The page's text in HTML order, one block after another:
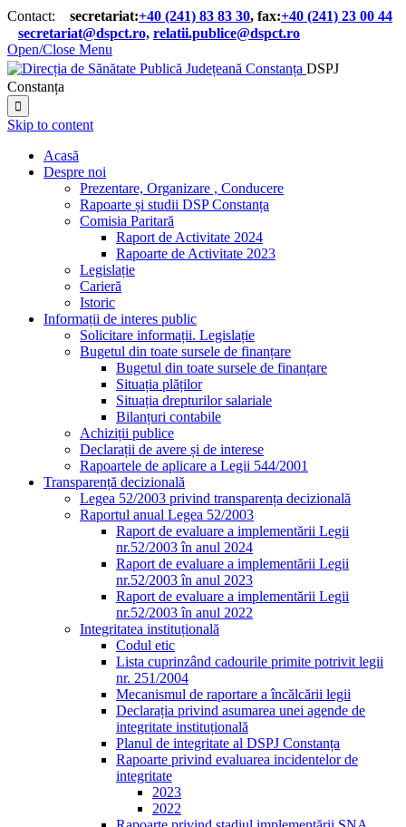
Contact: secretariat:+40 (241) 83 83 30, fax:+40 (241) 23 00 44
secretariat@dspct.ro, relatii.publice@dspct.ro
Open/Close Menu
DSPJ
Constanța

Skip to content
Acasă
Despre noi
Prezentare, Organizare , Conducere
Rapoarte și studii DSP Constanța
Comisia Paritară
Raport de Activitate 2024
Rapoarte de Activitate 2023
Legislație
Carieră
Istoric
Informații de interes public
Solicitare informații. Legislație
Bugetul din toate sursele de finanțare
Bugetul din toate sursele de finanțare
Situația plăților
Situația drepturilor salariale
Bilanțuri contabile
Achiziții publice
Declarații de avere și de interese
Rapoartele de aplicare a Legii 544/2001
Transparență decizională
Legea 52/2003 privind transparența decizională
Raportul anual Legea 52/2003
Raport de evaluare a implementării Legii
nr.52/2003 în anul 2024
Raport de evaluare a implementării Legii
nr.52/2003 în anul 2023
Raport de evaluare a implementării Legii
nr.52/2003 în anul 2022
Integritatea instituțională
Codul etic
Lista cuprinzând cadourile primite potrivit legii
nr. 251/2004
Mecanismul de raportare a încălcării legii
Declarația privind asumarea unei agende de
integritate instituțională
Planul de integritate al DSPJ Constanța
Rapoarte privind evaluarea incidentelor de
integritate
2023
2022